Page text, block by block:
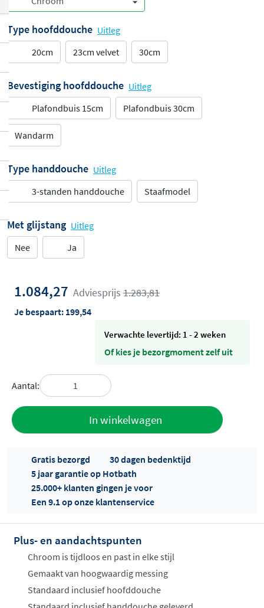
Type hoofddouche Uitleg
20cm
23cm velvet 30cm
Bevestiging hoofddouche Uitleg
Plafondbuis 15cm
Plafondbuis 30cm
Wandarm
Type handdouche Uitleg
3-standen handdouche
Staafmodel
Met glijstang Uitleg
Nee
Ja
1.084,27 Adviesprijs 1.283,81
Je bespaart: 199,54
Verwachte levertijd: 1 - 2 weken
Of kies je bezorgmoment zelf uit
Aantal:
In winkelwagen
Offertes
ophalen...
Gratis bezorgd
30 dagen bedenktijd
5 jaar garantie op Hotbath
25.000+ klanten gingen je voor
Een 9.1 op onze klantenservice
Plus- en aandachtspunten
Chroom is tijdloos en past in elke stijl
Gemaakt van hoogwaardig messing
Standaard inclusief hoofddouche